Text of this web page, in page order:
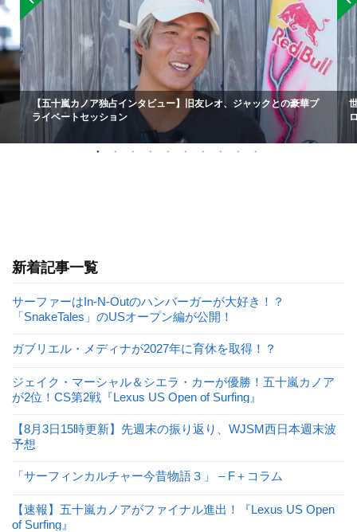
【五十嵐カノア独占インタビュー】旧友レオ、ジャックとの豪華プ
ライベートセッション
新着記事一覧
サーファーはIn-N-Outのハンバーガーが大好き！？
「SnakeTales」のUSオープン編が公開！
ガブリエル・メディナが2027年に育休を取得！？
ジェイク・マーシャル＆シエラ・カーが優勝！五十嵐カノア
が2位！CS第2戦『Lexus US Open of Surfing』
【8月3日15時更新】先週末の振り返り、WJSM西日本週末波
予想
「サーフィンカルチャー今昔物語３」 – F＋コラム
【速報】五十嵐カノアがファイナル進出！『Lexus US Open
of Surfing』